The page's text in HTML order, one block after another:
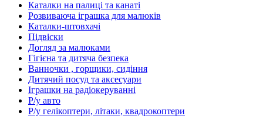
Каталки на палиці та канаті
Розвиваюча іграшка для малюків
Каталки-штовхачі
Підвіски
Догляд за малюками
Гігієна та дитяча безпека
Ванночки , горщики, сидіння
Дитячий посуд та аксесуари
Іграшки на радіокеруванні
Р/у авто
Р/у гелікоптери, літаки, квадрокоптери